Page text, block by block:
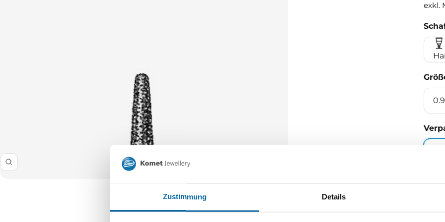
Zustimmung Details
Zoom
exkl.
0.9